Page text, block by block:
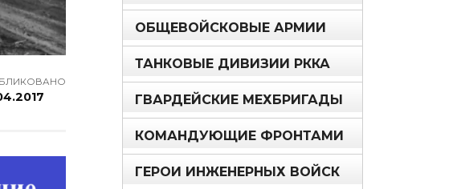
ОБЩЕВОЙСКОВЫЕ АРМИИ
ТАНКОВЫЕ ДИВИЗИИ РККА
ГВАРДЕЙСКИЕ МЕХБРИГАДЫ
КОМАНДУЮЩИЕ ФРОНТАМИ
ГЕРОИ ИНЖЕНЕРНЫХ ВОЙСК